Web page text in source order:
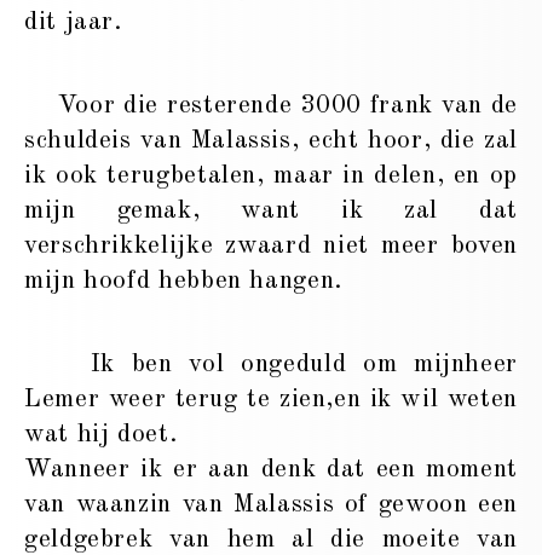
dit jaar.
Voor die resterende 3000 frank van de
schuldeis van Malassis, echt hoor, die zal
ik ook terugbetalen, maar in delen, en op
mijn gemak, want ik zal dat
verschrikkelijke zwaard niet meer boven
mijn hoofd hebben hangen.
Ik ben vol ongeduld om mijnheer
Lemer weer terug te zien,en ik wil weten
wat hij doet.
Wanneer ik er aan denk dat een moment
van waanzin van Malassis of gewoon een
geldgebrek van hem al die moeite van